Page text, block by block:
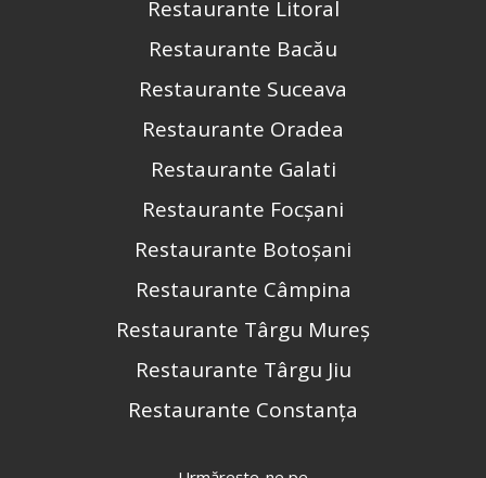
Restaurante Litoral
Restaurante Bacău
Restaurante Suceava
Restaurante Oradea
Restaurante Galati
Restaurante Focșani
Restaurante Botoșani
Restaurante Câmpina
Restaurante Târgu Mureș
Restaurante Târgu Jiu
Restaurante Constanța